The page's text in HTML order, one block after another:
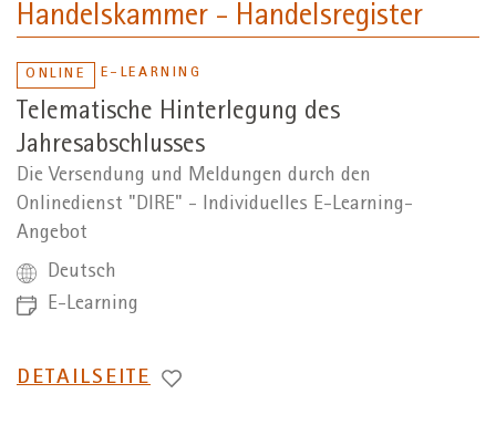
Handelskammer - Handelsregister
ONLINE E-LEARNING
Telematische Hinterlegung des
Jahresabschlusses
Die Versendung und Meldungen durch den
Onlinedienst "DIRE" - Individuelles E-Learning-
Angebot
Deutsch
E-Learning
WECHSEL
DETAILSEITE